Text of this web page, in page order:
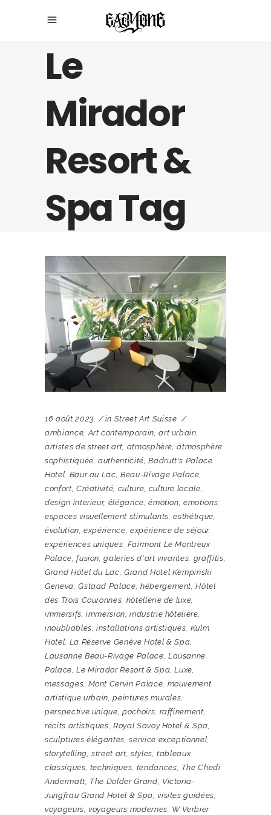
Le
Mirador
Resort &
Spa Tag
16 août 2023 in Street Art Suisse
ambiance,Art contemporain,art urbain,
artistes de street art, atmosphère,atmosphère
sophistiquée,authenticité,Badrutt's Palace
Hotel, Baur au Lac,Beau-Rivage Palace,
confort, Créativité, culture, culture locale,
design interieur, élégance,émotion,emotions,
espaces visuellement stimulants,esthétique,
évolution,expérience, expérience de séjour,
expériences uniques, Fairmont Le Montreux
Palace,fusion,galeries d'art vivantes, graffitis,
Grand Hôtel du Lac,Grand Hotel Kempinski
Geneva,Gstaad Palace, hébergement,Hôtel
des Trois Couronnes, hôtellerie de luxe,
immersifs,immersion,industrie hôtelière,
inoubliables,installations artistiques, Kulm
Hotel, La Réserve Genève Hotel & Spa,
Lausanne Beau-Rivage Palace, Lausanne
Palace,Le Mirador Resort & Spa,Luxe,
messages, Mont Cervin Palace, mouvement
artistique urbain,peintures murales,
perspective unique,pochoirs, raffinement,
récits artistiques,Royal Savoy Hotel & Spa,
sculptures élégantes,service exceptionnel,
storytelling,street art, styles,tableaux
classiques, techniques, tendances, The Chedi
Andermatt, The Dolder Grand, Victoria-
Jungfrau Grand Hotel & Spa,visites guidées,
voyageurs,voyageurs modernes, W Verbier